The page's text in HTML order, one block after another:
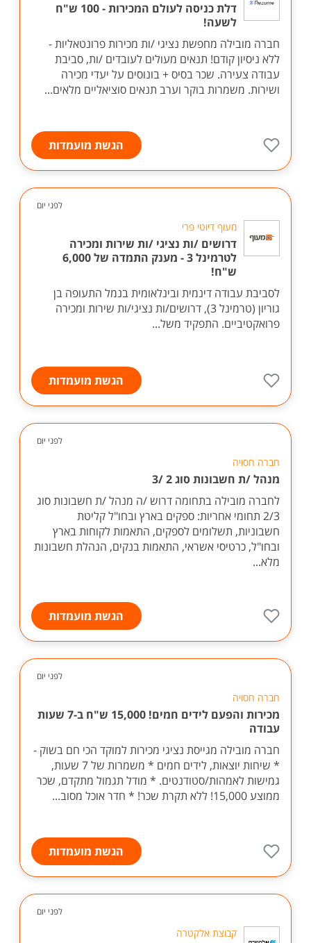
דלת כניסה לעולם המכירות - 100 ש"ח
לשעה!
חברה מובילה מחפשת נציגי /ות מכירות פרונטאליות -
ללא ניסיון קודם! תנאים מעולים לעובדים /ות, סביבת
עבודה צעירה. שכר בסיס + בונוסים על יעדי מכירה
ושירות. משמרות בוקר וערב תנאים סוציאליים מלאים...
הגשת מועמדות
לפני יום
מעוף דיוטי פרי
דרושים /ות נציגי /ות שירות ומכירה
לטרמינל 3 - מענק התמדה של 6,000
ש"ח!
לסביבת עבודה דינמית ובינלאומית בנמל התעופה בן
גוריון (טרמינל 3), דרושים/ות נציגי/ות שירות ומכירה
פרואקטיביים. התפקיד משל...
הגשת מועמדות
לפני יום
חברה חסויה
מנהל /ת חשבונות סוג 2 /3
לחברה מובילה בתחומה דרוש /ה מנהל /ת חשבונות סוג
2/3 תחומי אחריות: ספקים בארץ ובחו"ל קליטת
חשבוניות, תשלומים לספקים, התאמות לקוחות בארץ
ובחו"ל, כרטיסי אשראי, התאמות בנקים, הנהלת חשבונות
מלא...
הגשת מועמדות
לפני יום
חברה חסויה
מכירות והפעם לידים חמים! 15,000 ש"ח ב-7 שעות
עבודה
חברה מובילה מגייסת נציגי מכירות למוקד הכי חם בשוק -
* שיחות יוצאות, לידים חמים * משמרות של 7 שעות,
גמישות לאמהות/סטודנטים. * מודל תגמול מתקדם, שכר
ממוצע 15,000! ללא תקרת שכר! * חדר אוכל מסוב...
הגשת מועמדות
לפני יום
קבוצת אלקטרה